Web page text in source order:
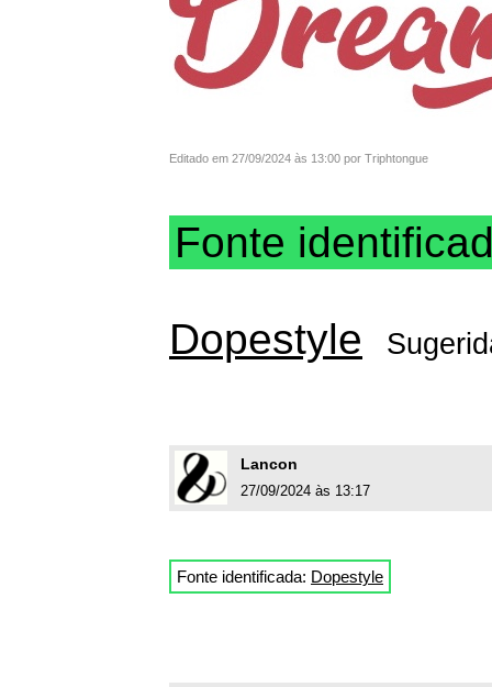
Editado em 27/09/2024 às 13:00 por Triphtongue
Fonte
Dopestyle
Lancon
27/09/2024 às 13:17
Fonte identificada: Dopestyle